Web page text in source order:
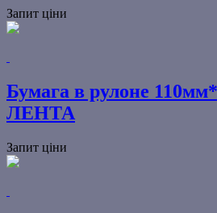
Запит ціни
Бумага в рулоне
ЛЕНТА
Запит ціни